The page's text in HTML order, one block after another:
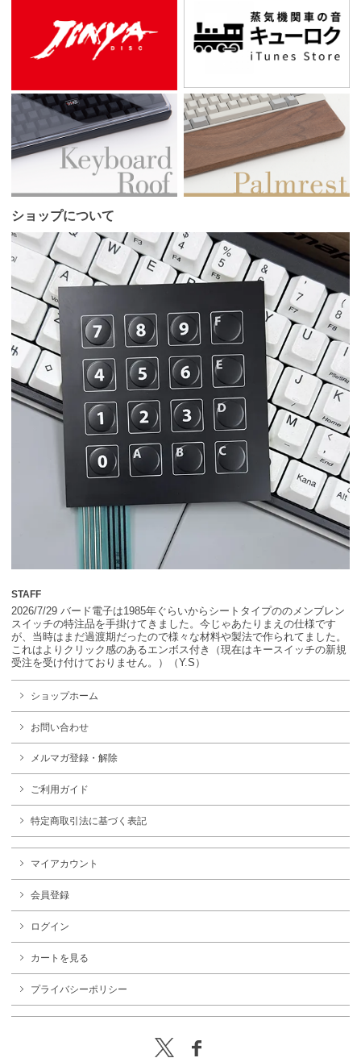
ショップについて
STAFF
2026/7/29 バード電子は1985年ぐらいからシートタイプののメンブレン
スイッチの特注品を手掛けてきました。今じゃあたりまえの仕様です
が、当時はまだ過渡期だったので様々な材料や製法で作られてました。
これはよりクリック感のあるエンボス付き（現在はキースイッチの新規
受注を受け付けておりません。）（Y.S）
ショップホーム
お問い合わせ
メルマガ登録・解除
ご利用ガイド
特定商取引法に基づく表記
マイアカウント
会員登録
ログイン
カートを見る
プライバシーポリシー